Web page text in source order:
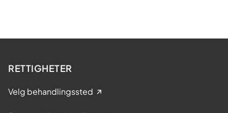
RETTIGHETER
Velg behandlingssted